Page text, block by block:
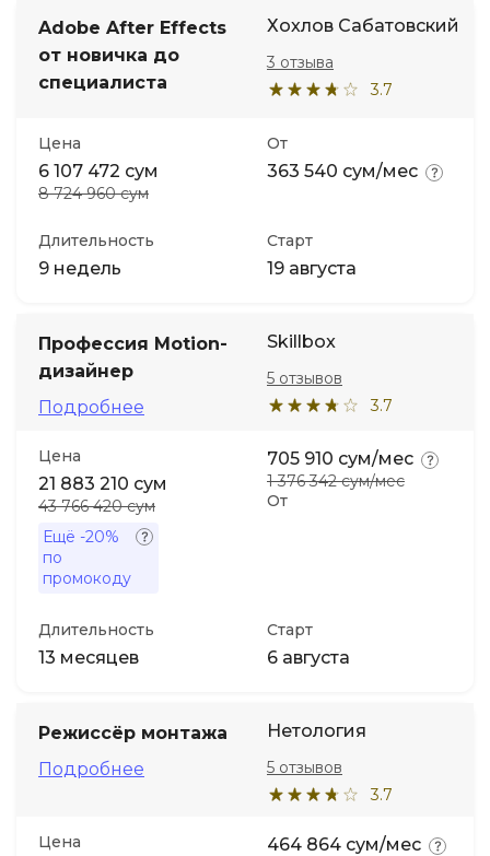
Adobe After Effects
от новичка до
специалиста
Хохлов Сабатовский
3.7
3 отзыва
Цена
6 107 472 сум
8 724 960 сум
От
363 540 сум/мес
Длительность
9 недель
Старт
19 августа
Профессия Motion-
дизайнер
Подробнее
Skillbox
3.7
5 отзывов
Цена
21 883 210 сум
43 766 420 сум
Ещё -20%
по
промокоду
От
705 910 сум/мес
1 376 342 сум/мес
Длительность
13 месяцев
Старт
6 августа
Режиссёр монтажа
Подробнее
Нетология
3.7
5 отзывов
Цена 464 864 сум/мес